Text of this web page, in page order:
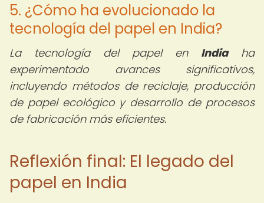
5. ¿Cómo ha evolucionado la
tecnología del papel en India?
La tecnología del papel en Indiaha
experimentado avances significativos,
incluyendo métodos de reciclaje, producción
de papel ecológico y desarrollo de procesos
de fabricación más eficientes.
Reflexión final: El legado del
papel en India